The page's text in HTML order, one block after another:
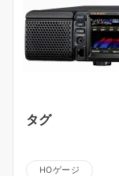
タグ
HOゲージ